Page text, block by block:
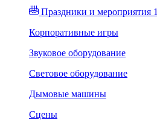
Праздники и мероприятия 1
Корпоративные игры
Звуковое оборудование
Световое оборудование
Дымовые машины
Сцены